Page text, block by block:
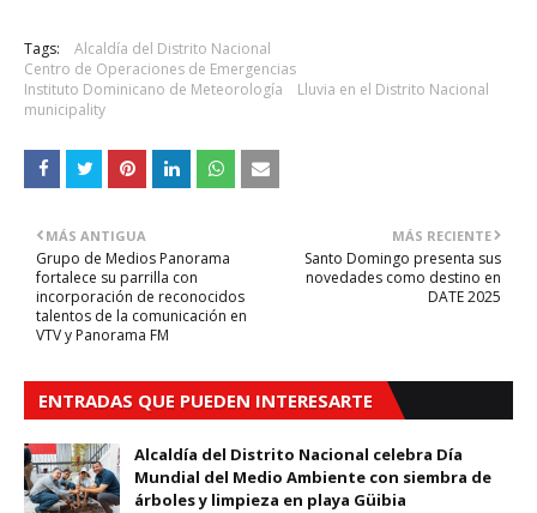
Tags:
Alcaldía del Distrito Nacional
Centro de Operaciones de Emergencias
Instituto Dominicano de Meteorología
Lluvia en el Distrito Nacional
municipality
MÁS RECIENTE
Santo Domingo presenta sus
novedades como destino en
DATE 2025
MÁS ANTIGUA
Grupo de Medios Panorama
fortalece su parrilla con
incorporación de reconocidos
talentos de la comunicación en
VTV y Panorama FM
ENTRADAS QUE PUEDEN INTERESARTE
Alcaldía del Distrito Nacional celebra Día
Mundial del Medio Ambiente con siembra de
árboles y limpieza en playa Güibia